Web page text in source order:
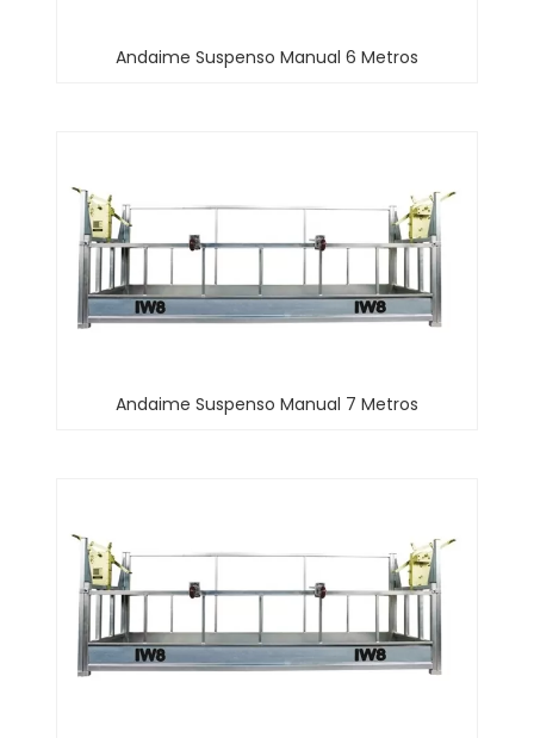
Andaime Suspenso Manual 6 Metros
Andaime Suspenso Manual 7 Metros